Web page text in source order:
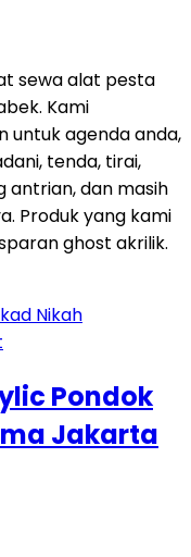
sewa alat pesta
Kami
untuk agenda anda,
tenda, tirai,
antrian, dan masih
Produk yang kami
ghost akrilik.
Pondok
Jakarta